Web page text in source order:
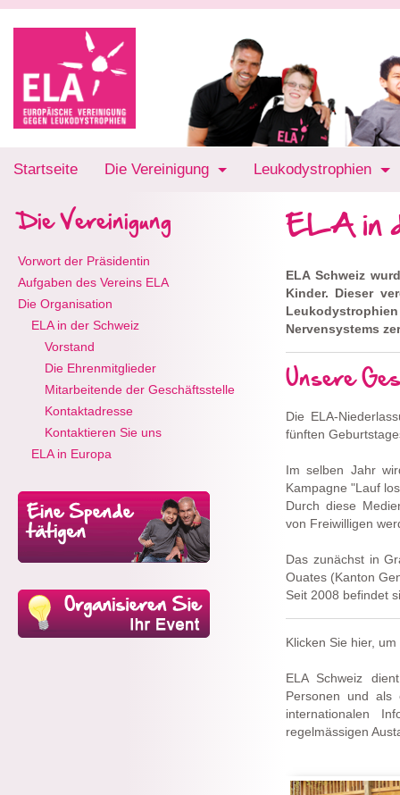
Startseite Die Vereinigung Leukodystrophien
Die Vereinigung
Vorwort der Präsidentin
Aufgaben des Vereins ELA
Die Organisation
ELA in der Schweiz
Vorstand
Die Ehrenmitglieder
Mitarbeitende der Geschäftsstelle
Kontaktadresse
Kontaktieren Sie uns
ELA in Europa
ELA in
ELA Schweiz
Kinder. Dieser
Nervensystems
Unsere
Die ELA-
fünften
Im selben Jahr
Kampagne "Lauf
Durch diese
von Freiwilligen
Das zunächst in
Ouates (Kanton
Seit 2008 befindet
Klicken Sie hier, um
ELA Schweiz
Personen und als
internationalen
regelmässigen